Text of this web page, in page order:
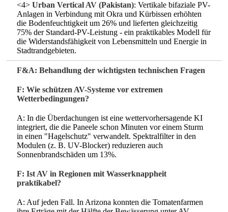
<4>Urban Vertical AV (Pakistan): Vertikale bifaziale PV-
Anlagen in Verbindung mit Okra und Kürbissen erhöhten
die Bodenfeuchtigkeit um 26% und lieferten gleichzeitig
75% der Standard-PV-Leistung - ein praktikables Modell für
die Widerstandsfähigkeit von Lebensmitteln und Energie in
Stadtrandgebieten.
F&A: Behandlung der wichtigsten technischen Fragen
F: Wie schützen AV-Systeme vor extremen
Wetterbedingungen?
A: In die Überdachungen ist eine wettervorhersagende KI
integriert, die die Paneele schon Minuten vor einem Sturm
in einen "Hagelschutz" verwandelt. Spektralfilter in den
Modulen (z. B. UV-Blocker) reduzieren auch
Sonnenbrandschäden um 13%.
F: Ist AV in Regionen mit Wasserknappheit
praktikabel?
A: Auf jeden Fall. In Arizona konnten die Tomatenfarmen